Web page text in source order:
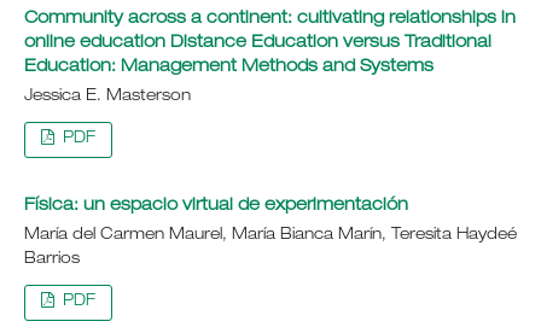
Community across a continent: cultivating relationships in
online education Distance Education versus Traditional
Education: Management Methods and Systems
Jessica E. Masterson
PDF
Física: un espacio virtual de experimentación
María del Carmen Maurel, María Bianca Marín, Teresita Haydeé
Barrios
PDF